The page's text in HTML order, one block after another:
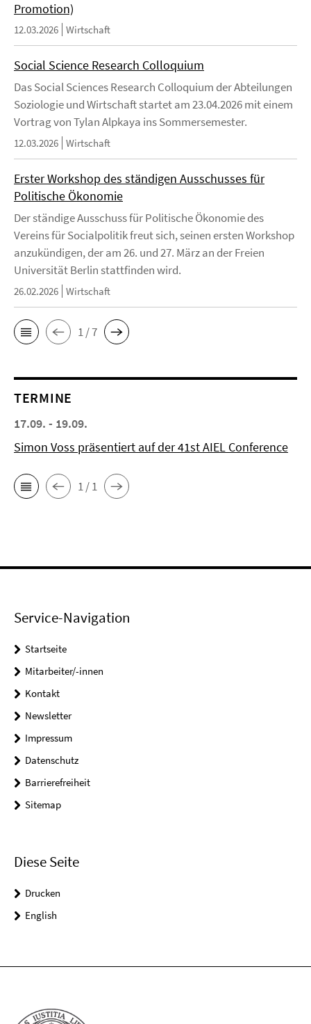
Promotion)
12.03.2026 Wirtschaft
Social Science Research Colloquium
Das Social Sciences Research Colloquium der Abteilungen
Soziologie und Wirtschaft startet am 23.04.2026 mit einem
Vortrag von Tylan Alpkaya ins Sommersemester.
12.03.2026 Wirtschaft
Erster Workshop des ständigen Ausschusses für
Politische Ökonomie
Der ständige Ausschuss für Politische Ökonomie des
Vereins für Socialpolitik freut sich, seinen ersten Workshop
anzukündigen, der am 26. und 27. März an der Freien
Universität Berlin stattfinden wird.
26.02.2026 Wirtschaft
1 / 7
TERMINE
17.09. - 19.09.
Simon Voss präsentiert auf der 41st AIEL Conference
1 / 1
Service-Navigation
Startseite
Mitarbeiter/-innen
Kontakt
Newsletter
Impressum
Datenschutz
Barrierefreiheit
Sitemap
Diese Seite
Drucken
English